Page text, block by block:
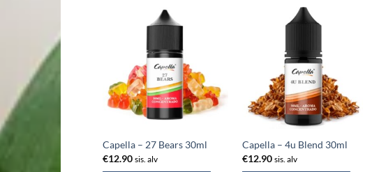
Capella – 27 Bears 30ml
€12.90 sis. alv
Capella – 4u Blend 30ml
€12.90 sis. alv